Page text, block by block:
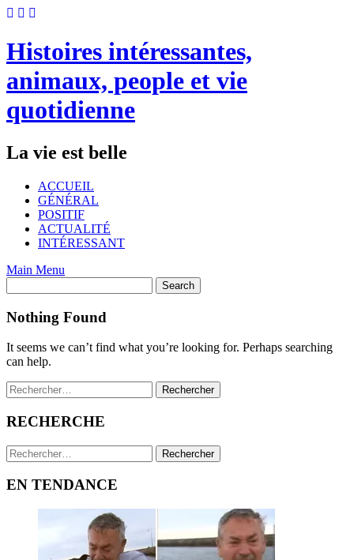
Skip
content
Histoires intéressantes,
animaux, people et vie
quotidienne
La vie est belle
ACCUEIL
GÉNÉRAL
POSITIF
ACTUALITÉ
INTÉRESSANT
Main Menu
Nothing Found
It seems we can’t find what you’re looking for. Perhaps searching
can help.
Rechercher :
RECHERCHE
Rechercher :
EN TENDANCE